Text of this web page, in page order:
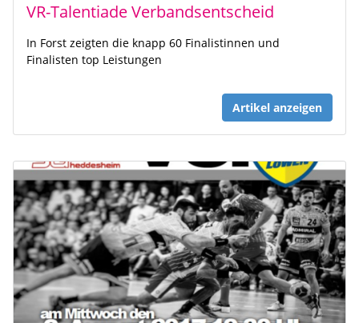
VR-Talentiade Verbandsentscheid
In Forst zeigten die knapp 60 Finalistinnen und
Finalisten top Leistungen
Artikel anzeigen